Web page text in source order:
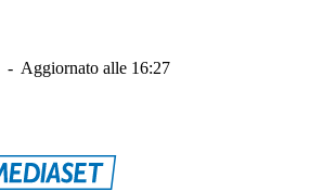
- Aggiornato alle 16:27